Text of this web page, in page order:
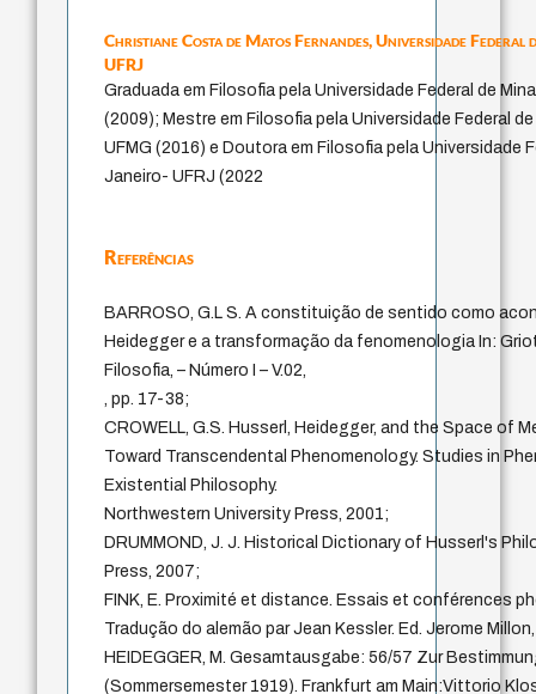
Christiane Costa de Matos Fernandes,Universidade Federal
UFRJ
Graduada em Filosofia pela Universidade Federal de
(2009); Mestre em Filosofia pela Universidade Federal
UFMG (2016) e Doutora em Filosofia pela Universidade
Janeiro- UFRJ (2022
Referências
BARROSO, G.L S. A constituição de sentido como
Heidegger e a transformação da fenomenologia In:
Filosofia, – Número I – V.02,
, pp. 17-38;
CROWELL, G.S. Husserl, Heidegger, and the Space of
Toward Transcendental Phenomenology. Studies in
Existential Philosophy.
Northwestern University Press, 2001;
DRUMMOND, J. J. Historical Dictionary of Husserl's
Press, 2007;
FINK, E. Proximité et distance. Essais et conférences
Tradução do alemão par Jean Kessler. Ed. Jerome
HEIDEGGER, M. Gesamtausgabe: 56/57 Zur
(Sommersemester 1919). Frankfurt am Main:Vittorio